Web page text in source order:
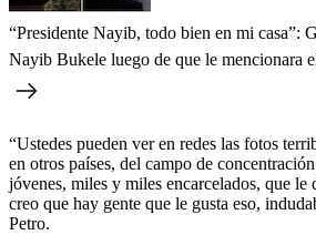
“Presidente Nayib, todo bien en mi casa”:
Nayib Bukele luego de que le mencionara
“Ustedes pueden ver en redes las fotos
en otros países, del campo de
jóvenes, miles y miles encarcelados, que le
creo que hay gente que le gusta eso,
Petro.